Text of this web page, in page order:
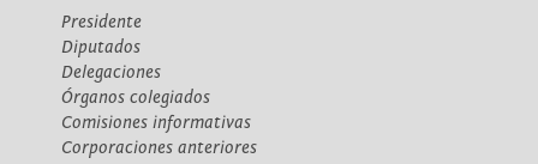
Presidente
Diputados
Delegaciones
Órganos colegiados
Comisiones informativas
Corporaciones anteriores